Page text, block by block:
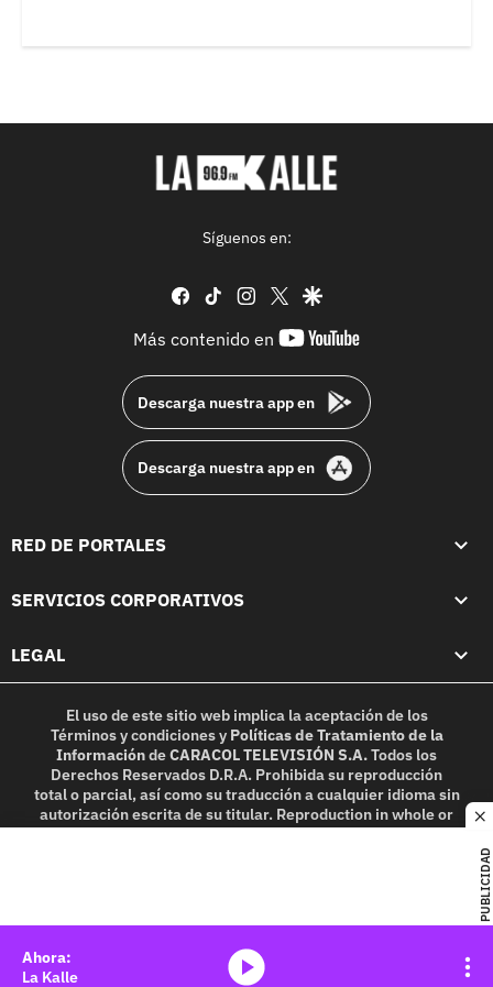
PUBLICIDAD
Síguenos en:
facebook
tiktok instagram
twittergoogle
Más contenido en
youtube-
Descarga nuestra app en
Descarga nuestra app en
RED DE PORTALES
SERVICIOS CORPORATIVOS
LEGAL
El uso de este sitio web implica la aceptación de los
Términos y condicionesy Políticas de Tratamiento de la
InformacióndeCARACOL TELEVISIÓN S.A.Todos los
Derechos Reservados D.R.A. Prohibida su reproducción
total o parcial, así como su traducción a cualquier idioma sin
autorización escrita de su titular. Reproduction in whole or
La Kalle